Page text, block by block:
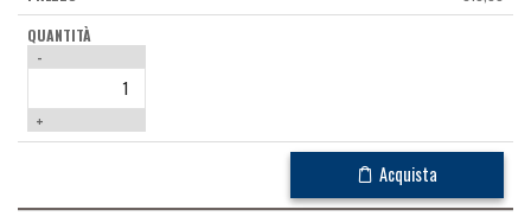
-
+
Acquista